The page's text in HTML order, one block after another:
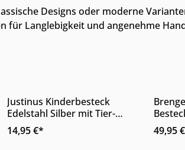
Designs oder moderne
für Langlebigkeit und angenehme
den gewünschten Wert
Produkt Anzahl: Gib
Justinus Kinderbesteck
Edelstahl Silber mit Tier-
Motiven 4-teilig
14,95 €*
30
49,95
Online & im Möbelhaus
verfügbar